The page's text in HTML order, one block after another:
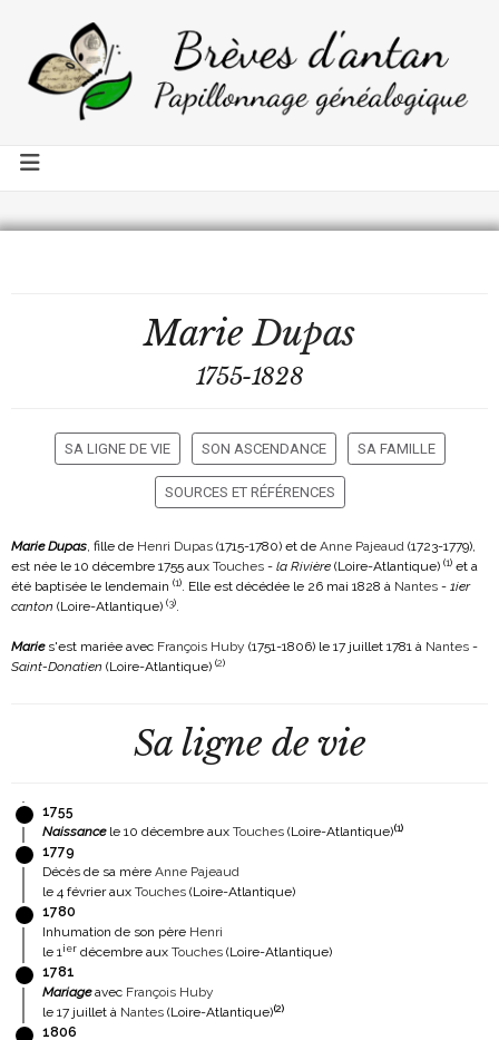
MarieDupas
1755-1828
SA LIGNE DE VIE SON ASCENDANCE SA FAMILLE
SOURCES ET RÉFÉRENCES
Marie Dupas, fille de Henri Dupas (1715-1780) et de Anne Pajeaud (1723-1779),
est née le 10 décembre 1755 aux Touches - la Rivière (Loire-Atlantique) (1) et a
été baptisée le lendemain (1). Elle est décédée le 26 mai 1828 à Nantes - 1ier
canton (Loire-Atlantique) (3).
Maries'est mariée avec François Huby (1751-1806) le 17 juillet 1781 à Nantes -
Saint-Donatien (Loire-Atlantique) (2)
Sa ligne de vie
1755
Naissancele 10 décembre aux Touches (Loire-Atlantique)(1)
1779
Décès de sa mère Anne Pajeaud
le 4 février aux Touches (Loire-Atlantique)
1780
Inhumation de son père Henri
le 1ier décembre aux Touches (Loire-Atlantique)
1781
Mariageavec François Huby
le 17 juillet à Nantes (Loire-Atlantique)(2)
1806